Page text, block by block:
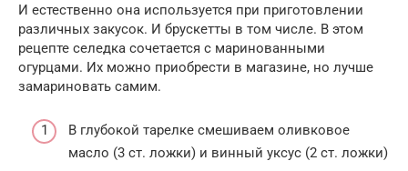
И естественно она используется при приготовлении
различных закусок. И брускетты в том числе. В этом
рецепте селедка сочетается с маринованными
огурцами. Их можно приобрести в магазине, но лучше
замариновать самим.
В глубокой тарелке смешиваем оливковое
масло (3 ст. ложки) и винный уксус (2 ст. ложки)